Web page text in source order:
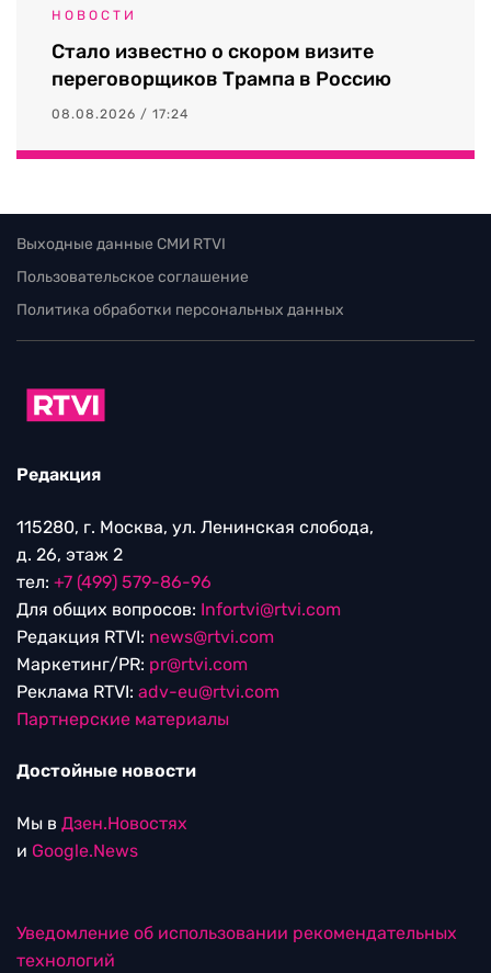
НОВОСТИ
Стало известно о скором визите
переговорщиков Трампа в Россию
08.08.2026 / 17:24
Выходные данные СМИ RTVI
Пользовательское соглашение
Политика обработки персональных данных
Редакция
115280, г. Москва, ул. Ленинская слобода,
д. 26, этаж 2
тел: +7 (499) 579-86-96
Для общих вопросов: Infortvi@rtvi.com
Редакция RTVI: news@rtvi.com
Маркетинг/PR: pr@rtvi.com
Реклама RTVI: adv-eu@rtvi.com
Партнерские материалы
Достойные новости
Мы в Дзен.Новостях
и Google.News
Уведомление об использовании рекомендательных
технологий